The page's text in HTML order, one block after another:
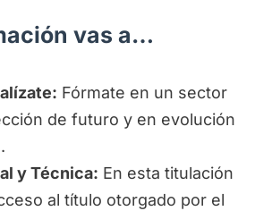
vas a…
Fórmate en un sector
de futuro y en evolución
y Técnica: En esta titulación
al título otorgado por el